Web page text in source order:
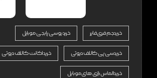
خرید جم فری فایر خرید یوسی پابجی موبایل
خرید سی پی کالاف دیوتی خرید اکانت کالاف دیوتی
خرید الماس بازی های موبایل